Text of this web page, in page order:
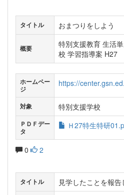
タイトル おまつりをしよう
概要
特別支援教育 生活
校 学習指導案 H27
ホームペー
ジ
https://
対象 特別支援学校
ＰＤＦデー
タ
Ｈ27特生特研
0 2
タイトル 見学したことを報告